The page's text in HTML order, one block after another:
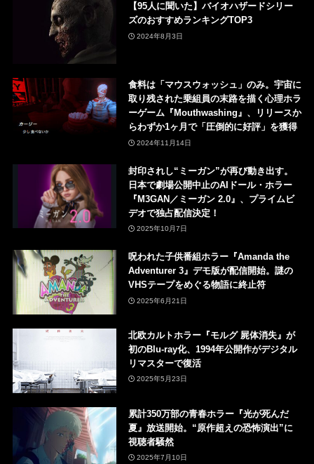
【95人に聞いた】バイオハザードシリー
ズのおすすめランキングTOP3
2024年8月3日
食料は「マウスウォッシュ」のみ。宇宙に
取り残された乗組員の末路を描く心理ホラ
ーゲーム『Mouthwashing』、リリースか
らわずか1ヶ月で「圧倒的に好評」を獲得
2024年11月14日
封印されし“ミーガン”が再び動き出す。
日本で劇場公開中止のAIドール・ホラー
『M3GAN／ミーガン 2.0』、プライムビ
デオで独占配信決定！
2025年10月7日
呪われた子供番組ホラー『Amanda the
Adventurer 3』デモ版が配信開始。謎の
VHSテープをめぐる物語に終止符
2025年6月21日
北欧カルトホラー『モルグ 屍体消失』が
初のBlu-ray化、1994年公開作がデジタル
リマスターで復活
2025年5月23日
累計350万部の青春ホラー『光が死んだ
夏』放送開始。“原作超えの恐怖演出”に
視聴者騒然
2025年7月10日